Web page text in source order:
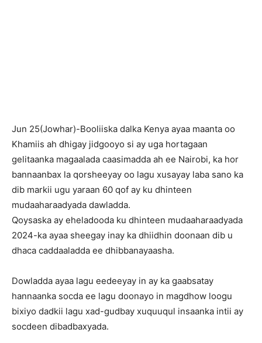
Jun 25(Jowhar)-Booliiska dalka Kenya ayaa maanta oo
Khamiis ah dhigay jidgooyo si ay uga hortagaan
gelitaanka magaalada caasimadda ah ee Nairobi, ka hor
bannaanbax la qorsheeyay oo lagu xusayay laba sano ka
dib markii ugu yaraan 60 qof ay ku dhinteen
mudaaharaadyada dawladda.
Qoysaska ay eheladooda ku dhinteen mudaaharaadyada
2024-ka ayaa sheegay inay ka dhiidhin doonaan dib u
dhaca caddaaladda ee dhibbanayaasha.
Dowladda ayaa lagu eedeeyay in ay ka gaabsatay
hannaanka socda ee lagu doonayo in magdhow loogu
bixiyo dadkii lagu xad-gudbay xuquuqul insaanka intii ay
socdeen dibadbaxyada.